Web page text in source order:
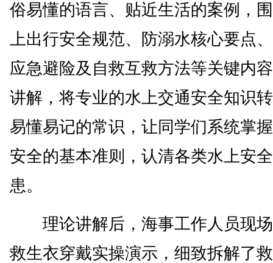
俗易懂的语言、贴近生活的案例，
上出行安全规范、防溺水核心要点
应急避险及自救互救方法等关键内
讲解，将专业的水上交通安全知识
易懂易记的常识，让同学们系统掌
安全的基本准则，认清各类水上安
患。
理论讲解后，海事工作人员现
救生衣穿戴实操演示，细致拆解了